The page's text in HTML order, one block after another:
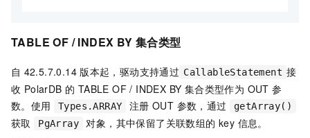
TABLE OF / INDEX BY 集合类型
自 42.5.7.0.14 版本起，驱动支持通过 CallableStatement 接
收 PolarDB 的 TABLE OF / INDEX BY 集合类型作为 OUT 参
数。使用
Types.ARRAY 注册 OUT 参数，通过 getArray()
获取 PgArray
对象，其中保留了关联数组的 key 信息。